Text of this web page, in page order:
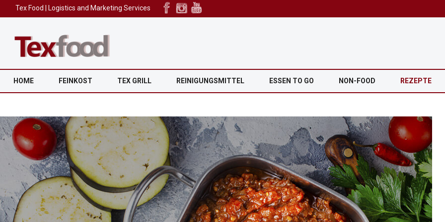
Tex Food | Logistics and Marketing Services
HOME FEINKOST TEX GRILL REINIGUNGSMITTEL ESSEN TO GO NON-FOOD REZEPTE